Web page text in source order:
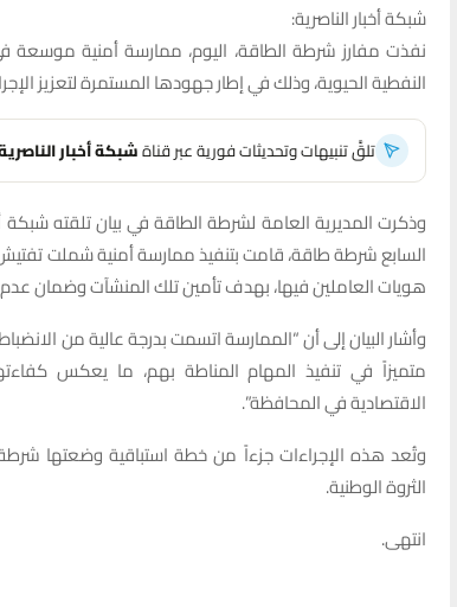
شبكة أخبار الناصرية:
نفذت مفارز شرطة الطاقة، اليوم، ممارسة أمنية
النفطية الحيوية، وذلك في إطار جهودها المستمرة لتعزيز
تلقَّ تنبيهات وتحديثات فورية عبر قناةشبكة أخبار
وذكرت المديرية العامة لشرطة الطاقة في بيان تلقته شبكة
السابع شرطة طاقة، قامت بتنفيذ ممارسة أمنية شملت
هويات العاملين فيها، بهدف تأمين تلك المنشآت وضمان
وأشار البيان إلى أن “الممارسة اتسمت بدرجة عالية من
متميزاً في تنفيذ المهام المناطة بهم، ما يعكس
الاقتصادية في المحافظة”.
وتُعد هذه الإجراءات جزءاً من خطة استباقية وضعتها
الثروة الوطنية.
انتهى.